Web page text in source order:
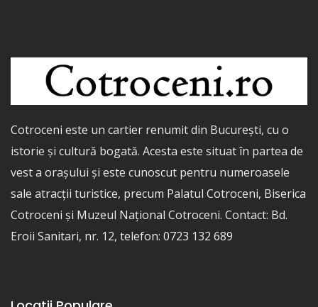
Cotroceni este un cartier renumit din București, cu o
istorie și cultură bogată. Acesta este situat în partea de
vest a orașului și este cunoscut pentru numeroasele
sale atracții turistice, precum Palatul Cotroceni, Biserica
Cotroceni și Muzeul Național Cotroceni. Contact: Bd.
Eroii Sanitari, nr. 12, telefon: 0723 132 689